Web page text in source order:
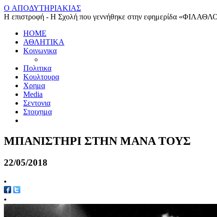
O ΑΠΟΔΥΤΗΡΙΑΚΙΑΣ
Η επιστροφή - Η Σχολή που γεννήθηκε στην εφημερίδα
HOME
ΑΘΛΗΤΙΚΑ
Κοινωνικα
Πολιτικα
Κουλτουρα
Χρημα
Media
Σεντονια
Στοιχημα
ΜΠΑΝΙΣΤΗΡΙ ΣΤΗΝ ΜΑΝΑ ΤΟΥΣ
22/05/2018
•
•